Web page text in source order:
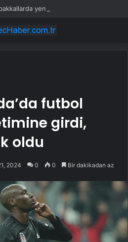
futbol
girdi,
oldu
2024 0 0 Bir dakikadan az